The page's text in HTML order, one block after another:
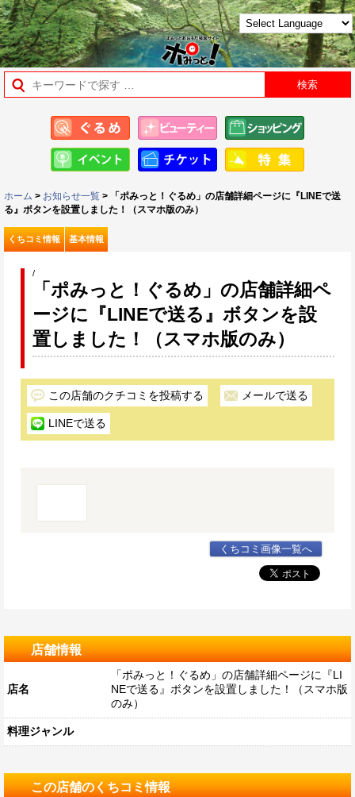
ホーム > お知らせ一覧 > 「ポみっと！ぐるめ」の店舗詳細ページに『LINEで送
る』ボタンを設置しました！（スマホ版のみ）
くちコミ情報 基本情報
/
「ポみっと！ぐるめ」の店舗詳細ペ
ージに『LINEで送る』ボタンを設
置しました！（スマホ版のみ）
この店舗のクチコミを投稿する メールで送る
LINEで送る
くちコミ画像一覧へ
店舗情報
店名
「ポみっと！ぐるめ」の店舗詳細ページに『LI
NEで送る』ボタンを設置しました！（スマホ版
のみ）
料理ジャンル
この店舗のくちコミ情報